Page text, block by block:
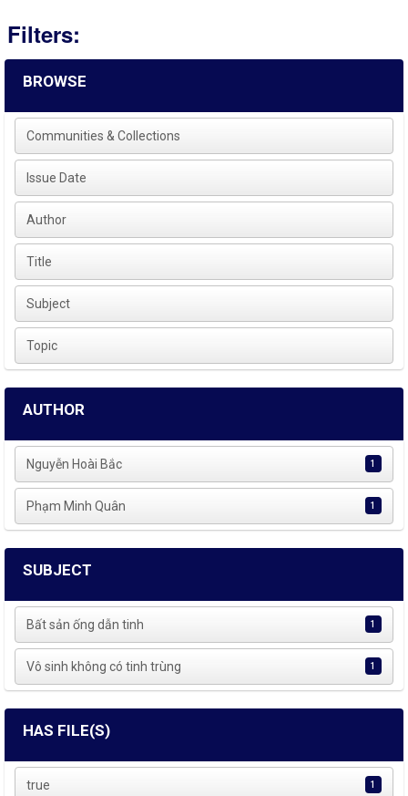
Filters:
BROWSE
Communities & Collections
Issue Date
Author
Title
Subject
Topic
AUTHOR
Nguyễn Hoài Bắc 1
Phạm Minh Quân 1
SUBJECT
Bất sản ống dẫn tinh 1
Vô sinh không có tinh trùng 1
HAS FILE(S)
true 1